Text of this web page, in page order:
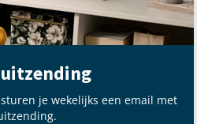
je wekelijks een email met